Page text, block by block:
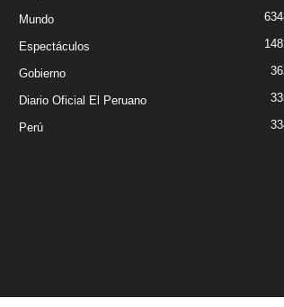
Mundo
Espectáculos
Gobierno
Diario Oficial El Peruano
Perú